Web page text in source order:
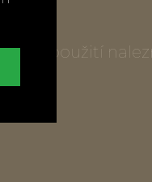
na použití